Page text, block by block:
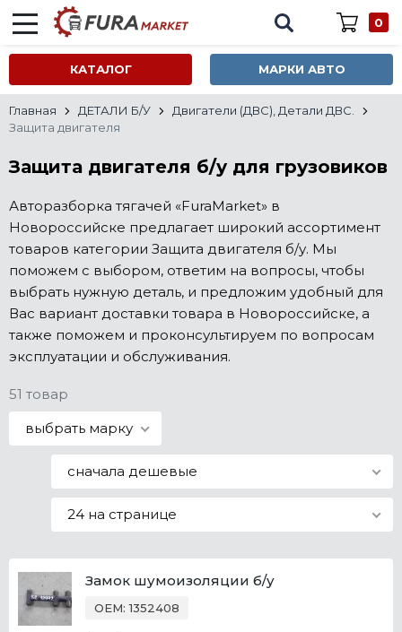
0
КАТАЛОГ МАРКИ АВТО
Главная ДЕТАЛИ Б/У
Двигатели (ДВС), Детали ДВС.
Защита двигателя
Защита двигателя б/у для грузовиков
Авторазборка тягачей «FuraMarket» в
Новороссийске предлагает широкий ассортимент
товаров категории Защита двигателя б/у. Мы
поможем с выбором, ответим на вопросы, чтобы
выбрать нужную деталь, и предложим удобный для
Вас вариант доставки товара в Новороссийске, а
также поможем и проконсультируем по вопросам
эксплуатации и обслуживания.
51 товар
выбрать марку
сначала дешевые
24 на странице
Замок шумоизоляции б/у
OEM: 1352408